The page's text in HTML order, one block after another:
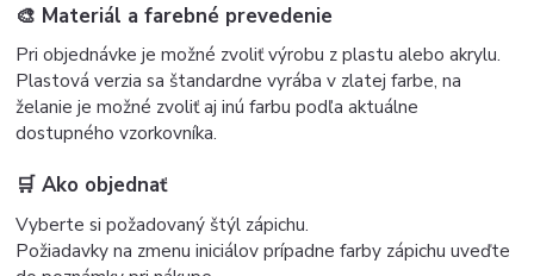
🎨 Materiál a farebné prevedenie
Pri objednávke je možné zvoliť výrobu z plastu alebo akrylu.
Plastová verzia sa štandardne vyrába v zlatej farbe, na
želanie je možné zvoliť aj inú farbu podľa aktuálne
dostupného vzorkovníka.
🛒 Ako objednať
Vyberte si požadovaný štýl zápichu.
Požiadavky na zmenu iniciálov prípadne farby zápichu uveďte